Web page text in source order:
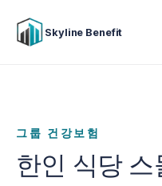
Skyline Benefit
그룹 건강보험
한인 식당